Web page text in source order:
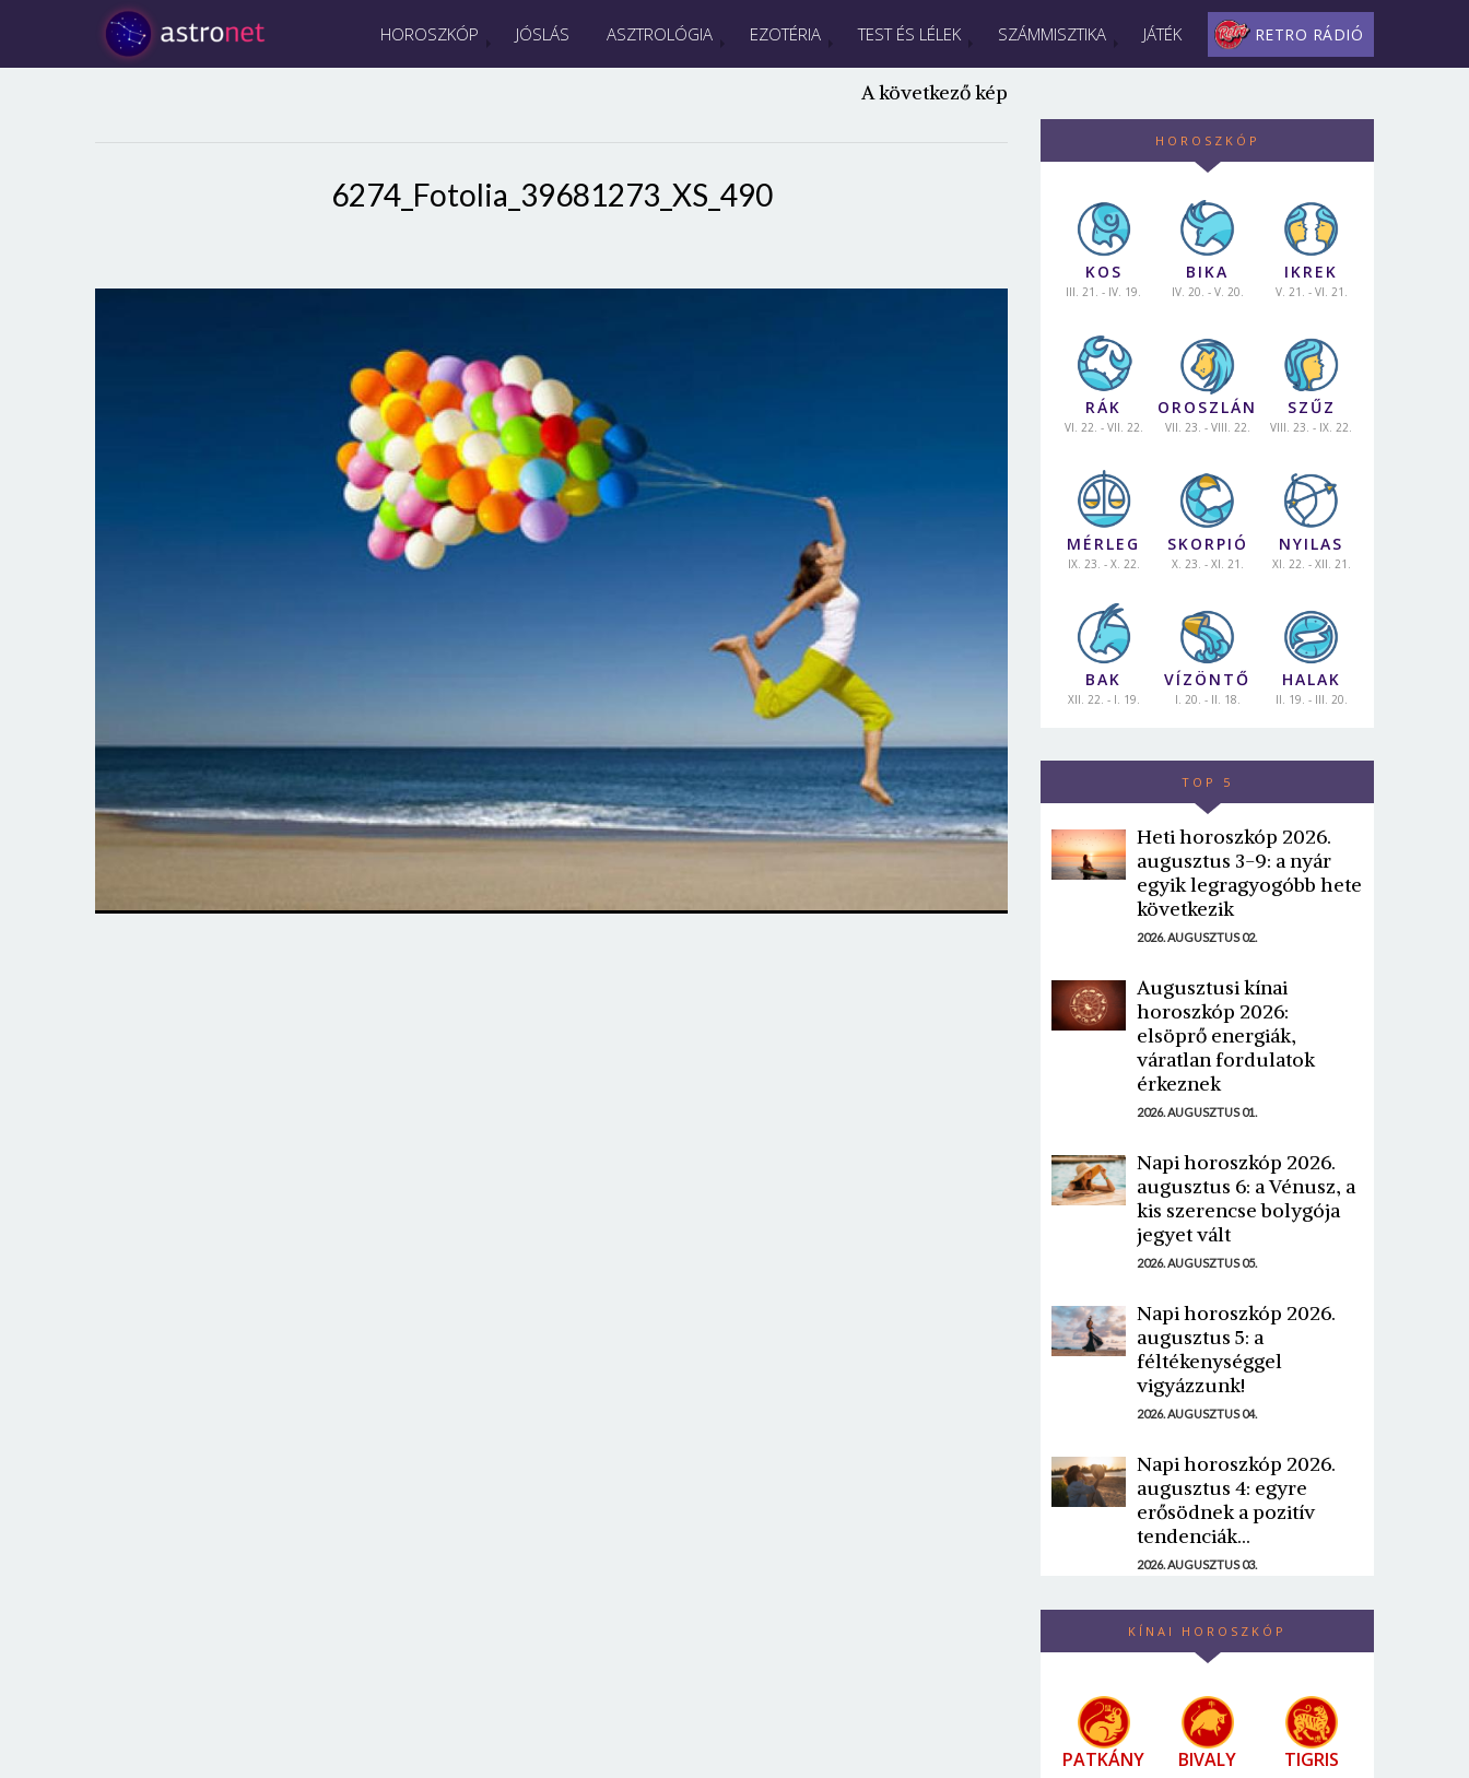
HOROSZKÓP JÓSLÁS ASZTROLÓGIA EZOTÉRIA TEST ÉS LÉLEK SZÁMMISZTIKA JÁTÉK RETRO RÁDIÓ
A következő kép
6274_Fotolia_39681273_XS_490
HOROSZKÓP
KOS
III. 21. - IV. 19.
BIKA
IV. 20. - V. 20.
IKREK
V. 21. - VI. 21.
RÁK
VI. 22. - VII. 22.
OROSZLÁN
VII. 23. - VIII. 22.
SZŰZ
VIII. 23. - IX. 22.
MÉRLEG
IX. 23. - X. 22.
SKORPIÓ
X. 23. - XI. 21.
NYILAS
XI. 22. - XII. 21.
BAK
XII. 22. - I. 19.
VÍZÖNTŐ
I. 20. - II. 18.
HALAK
II. 19. - III. 20.
TOP 5
Heti horoszkóp 2026.
augusztus 3-9: a nyár
egyik legragyogóbb hete
következik
2026. AUGUSZTUS 02.
Augusztusi kínai
horoszkóp 2026:
elsöprő energiák,
váratlan fordulatok
érkeznek
2026. AUGUSZTUS 01.
Napi horoszkóp 2026.
augusztus 6: a Vénusz, a
kis szerencse bolygója
jegyet vált
2026. AUGUSZTUS 05.
Napi horoszkóp 2026.
augusztus 5: a
féltékenységgel
vigyázzunk!
2026. AUGUSZTUS 04.
Napi horoszkóp 2026.
augusztus 4: egyre
erősödnek a pozitív
tendenciák...
2026. AUGUSZTUS 03.
KÍNAI HOROSZKÓP
PATKÁNY BIVALY TIGRIS